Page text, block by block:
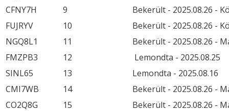
CFNY7H
9
Bekerült - 2025.08.26 -
FUJRYV
10
Bekerült - 2025.08.26 -
NGQ8L1
11
Bekerült - 2025.08.26 -
FMZPB3
12
Lemondta - 2025.08.25
SINL65
13
Lemondta - 2025.08.16
CMI7WB
14
Bekerült - 2025.08.26 -
CO2Q8G
15
Bekerült - 2025.08.26 -